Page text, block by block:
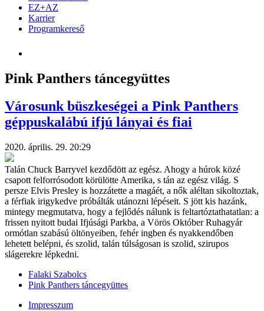
EZ+AZ
Karrier
Programkereső
Pink Panthers táncegyüttes
Városunk büszkeségei a Pink Panthers
géppuskalábú ifjú lányai és fiai
2020. április. 29. 20:29
Talán Chuck Barryvel kezdődött az egész. Ahogy a húrok közé
csapott felforrósodott körülötte Amerika, s tán az egész világ. S
persze Elvis Presley is hozzátette a magáét, a nők aléltan sikoltoztak,
a férfiak irigykedve próbálták utánozni lépéseit. S jött kis hazánk,
mintegy megmutatva, hogy a fejlődés nálunk is feltartóztathatatlan: a
frissen nyitott budai Ifjúsági Parkba, a Vörös Október Ruhagyár
ormótlan szabású öltönyeiben, fehér ingben és nyakkendőben
lehetett belépni, és szolid, talán túlságosan is szolid, szirupos
slágerekre lépkedni.
Falaki Szabolcs
Pink Panthers táncegyüttes
Impresszum